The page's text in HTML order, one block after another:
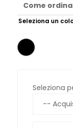
Come
Seleziona un
Seleziona